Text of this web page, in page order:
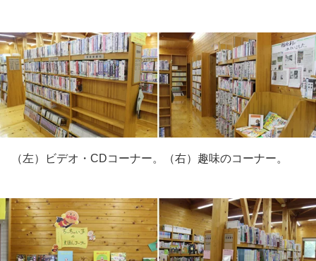
（左）ビデオ・CDコーナー。（右）趣味のコーナー。